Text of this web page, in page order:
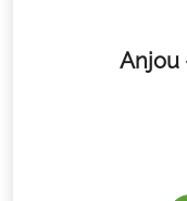
Anjou